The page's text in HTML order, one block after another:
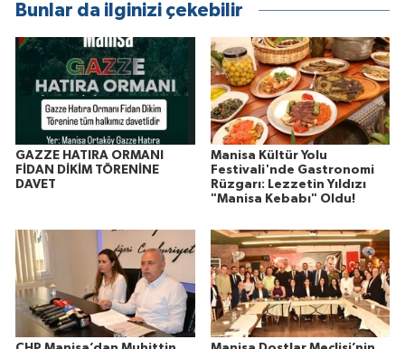
Bunlar da ilginizi çekebilir
GAZZE HATIRA ORMANI
FİDAN DİKİM TÖRENİNE
DAVET
Manisa Kültür Yolu
Festivali'nde Gastronomi
Rüzgarı: Lezzetin Yıldızı
"Manisa Kebabı" Oldu!